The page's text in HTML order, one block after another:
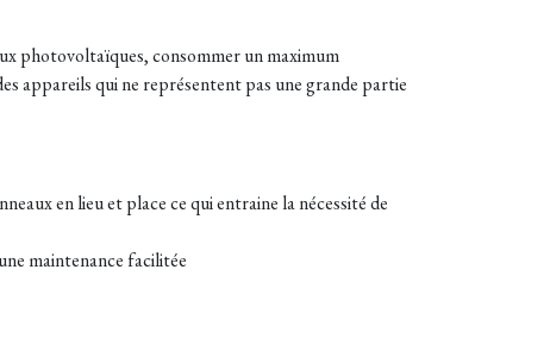
photovoltaïques, consommer un maximum
appareils qui ne représentent pas une grande partie
en lieu et place ce qui entraine la nécessité de
maintenance facilitée